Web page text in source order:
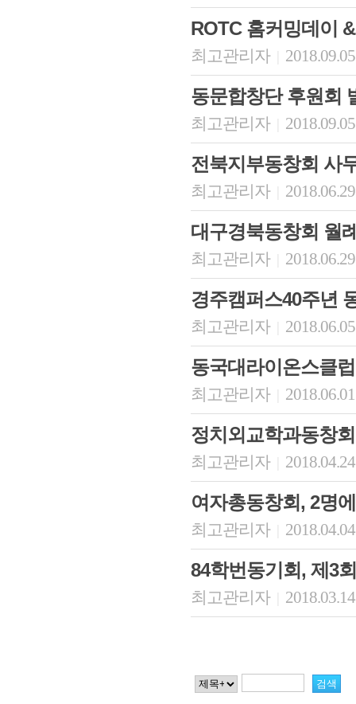
ROTC 홈커밍데이
최고관리자
동문합창단 후원회
최고관리자
전북지부동창회 사
최고관리자
대구경북동창회 월
최고관리자
경주캠퍼스40주년
최고관리자
동국대라이온스클
최고관리자
정치외교학과동창
최고관리자
여자총동창회, 2명
최고관리자
84학번동기회, 제3
최고관리자